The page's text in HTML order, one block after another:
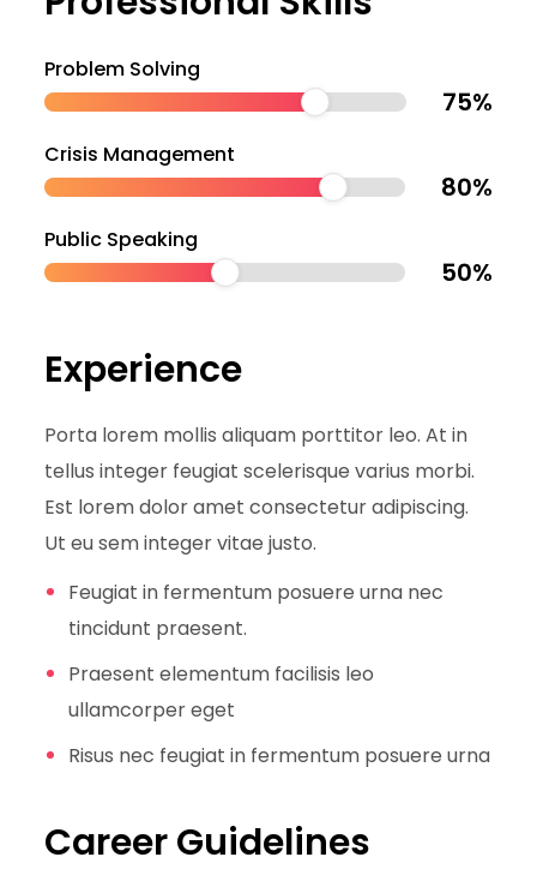
Problem Solving
75%
Crisis Management
80%
Public Speaking
50%
Experience
Porta lorem mollis aliquam porttitor leo. At in
tellus integer feugiat scelerisque varius morbi.
Est lorem dolor amet consectetur adipiscing.
Ut eu sem integer vitae justo.
Feugiat in fermentum posuere urna nec
tincidunt praesent.
Praesent elementum facilisis leo
ullamcorper eget
Risus nec feugiat in fermentum posuere urna
Career Guidelines